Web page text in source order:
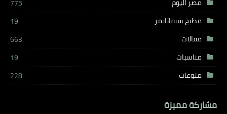
775
مطبخ شيفاتايمز
19
مقالات
663
مناسبات
19
منوعات
228
مشاركة مميزة